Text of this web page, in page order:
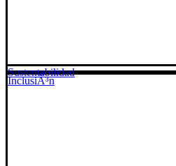
InclusiÃ³n
Sustentabilidad